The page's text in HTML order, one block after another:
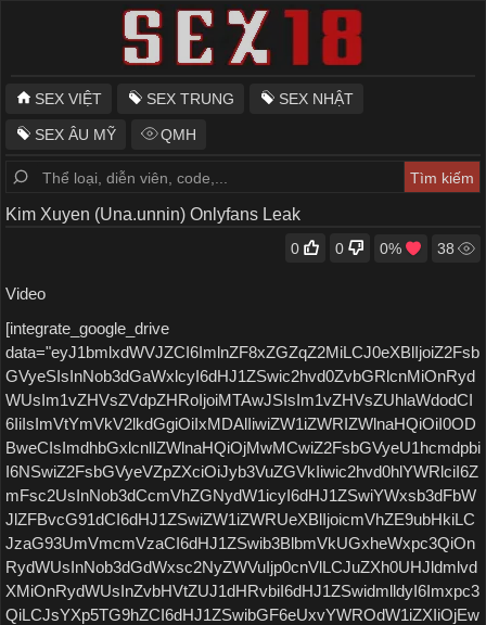
SEX VIỆT SEX TRUNG SEX NHẬT
SEX ÂU MỸ QMH
Kim Xuyen (Una.unnin) Onlyfans Leak
0 0 0% 38
Video
[integrate_google_drive
data="eyJ1bmlxdWVJZCI6ImlnZF8xZGZqZ2MiLCJ0eXBlIjoiZ2Fsb
GVyeSIsInNob3dGaWxlcyI6dHJ1ZSwic2hvd0ZvbGRlcnMiOnRyd
WUsIm1vZHVsZVdpZHRoIjoiMTAwJSIsIm1vZHVsZUhlaWdodCI
6IiIsImVtYmVkV2lkdGgiOiIxMDAlIiwiZW1iZWRIZWlnaHQiOiI0OD
BweCIsImdhbGxlcnlIZWlnaHQiOjMwMCwiZ2FsbGVyeU1hcmdpbi
I6NSwiZ2FsbGVyeVZpZXciOiJyb3VuZGVkIiwic2hvd0hlYWRlciI6Z
mFsc2UsInNob3dCcmVhZGNydW1icyI6dHJ1ZSwiYWxsb3dFbW
JlZFBvcG91dCI6dHJ1ZSwiZW1iZWRUeXBlIjoicmVhZE9ubHkiLC
JzaG93UmVmcmVzaCI6dHJ1ZSwib3BlbmVkUGxheWxpc3QiOn
RydWUsInNob3dGdWxsc2NyZWVuIjp0cnVlLCJuZXh0UHJldmlvd
XMiOnRydWUsInZvbHVtZUJ1dHRvbiI6dHJ1ZSwidmlldyI6Imxpc3
QiLCJsYXp5TG9hZCI6dHJ1ZSwibGF6eUxvYWROdW1iZXIiOjEw